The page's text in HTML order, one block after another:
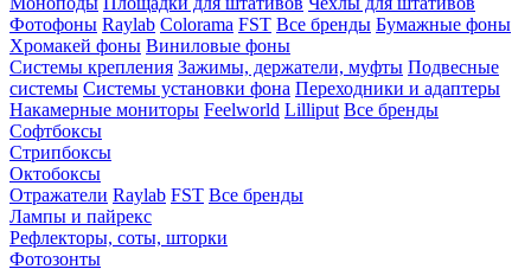
Фотофоны Raylab Colorama FST Все бренды Бумажные фоны
Хромакей фоны Виниловые фоны
Системы крепления Зажимы, держатели, муфты Подвесные
системы Системы установки фона Переходники и адаптеры
Накамерные мониторы Feelworld Lilliput Все бренды
Софтбоксы
Стрипбоксы
Октобоксы
Отражатели Raylab FST Все бренды
Лампы и пайрекс
Рефлекторы, соты, шторки
Фотозонты